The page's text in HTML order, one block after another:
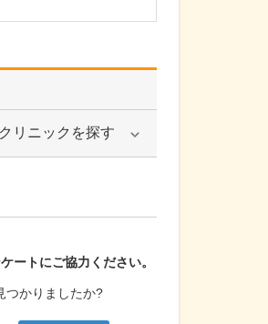
リニックを探す
ートにご協力ください。
つかりましたか?